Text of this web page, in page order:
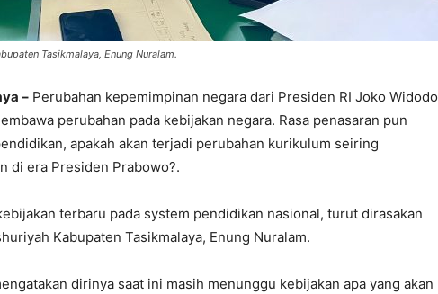
Tasikmalaya, Enung Nuralam.
– Perubahan kepemimpinan negara dari Presiden RI Joko Widodo
perubahan pada kebijakan negara. Rasa penasaran pun
apakah akan terjadi perubahan kurikulum seiring
di era Presiden Prabowo?.
terbaru pada system pendidikan nasional, turut dirasakan
Kabupaten Tasikmalaya, Enung Nuralam.
dirinya saat ini masih menunggu kebijakan apa yang akan